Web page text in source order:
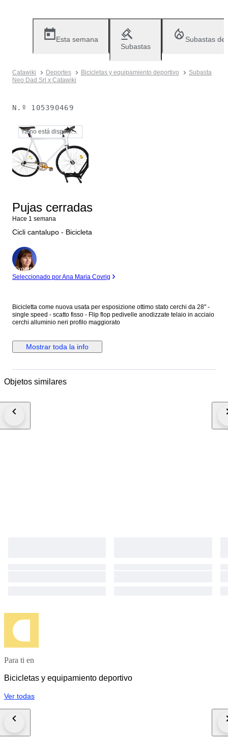
Esta semana
Subastas
Subastas
Catawiki Deportes Bicicletas y equipamiento deportivo
Subasta
Neo Dad Srl x Catawiki
N.º 105390469
Ya no está disponible
Pujas cerradas
Hace 1 semana
Cicli cantalupo - Bicicleta
Experto
Seleccionado por Ana Maria Covrig
Bicicletta come nuova usata per esposizione ottimo stato cerchi da 28" -
single speed - scatto fisso - Flip flop pedivelle anodizzate telaio in acciaio
cerchi alluminio neri profilo maggiorato
Mostrar toda la info
Objetos similares
Para ti en
Bicicletas y equipamiento deportivo
Ver todas